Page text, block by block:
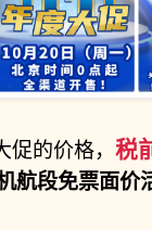
的价格， 税
航段免票面价